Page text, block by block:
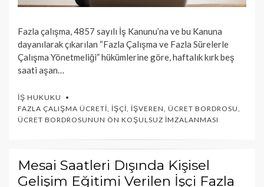
Fazla çalışma, 4857 sayılı İş Kanunu’na ve bu Kanuna
dayanılarak çıkarılan “Fazla Çalışma ve Fazla Sürelerle
Çalışma Yönetme­liği” hükümlerine göre, haftalık kırk beş
saati aşan…
İŞ HUKUKU
FAZLA ÇALIŞMA ÜCRETI İŞÇI İŞVEREN ÜCRET BORDROSU
ÜCRET BORDROSUNUN ÖN KOŞULSUZ İMZALANMASI
Mesai Saatleri Dışında Kişisel
Gelişim Eğitimi Verilen İşçi Fazla